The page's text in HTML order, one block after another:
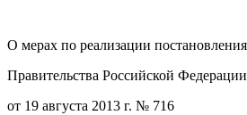
О мерах по реализации постановления
Правительства Российской
от 19 августа 2013 г. № 716